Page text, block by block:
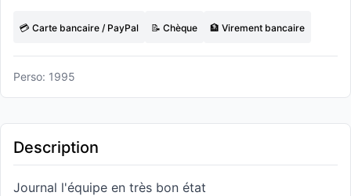
💳 Carte bancaire / PayPal 📝 Chèque 🏦 Virement bancaire
Perso: 1995
Description
Journal l'équipe en très bon état